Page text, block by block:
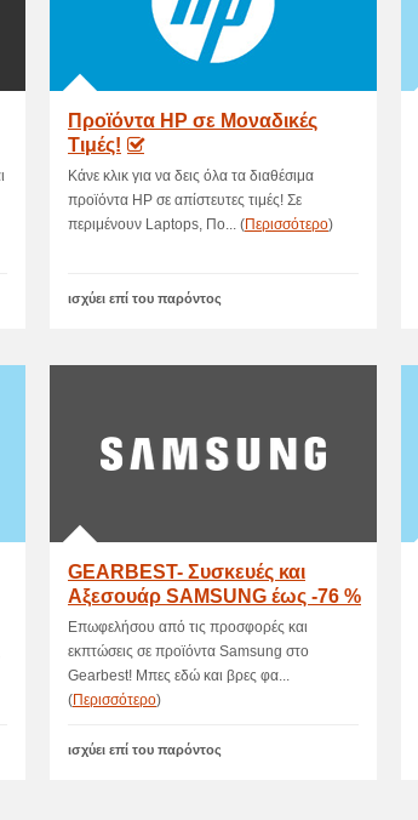
Προϊόντα HP σε Μοναδικές
Τιμές!
Κάνε κλικ για να δεις όλα τα διαθέσιμα
προϊόντα HP σε απίστευτες τιμές! Σε
περιμένουν Laptops, Πο... (Περισσότερο)
ισχύει επί του παρόντος
GEARBEST- Συσκευές και
Αξεσουάρ SAMSUNG έως -76 %
Έκπτωση!
Επωφελήσου από τις προσφορές και
εκπτώσεις σε προϊόντα Samsung στο
Gearbest! Μπες εδώ και βρες φα...
(Περισσότερο)
ισχύει επί του παρόντος